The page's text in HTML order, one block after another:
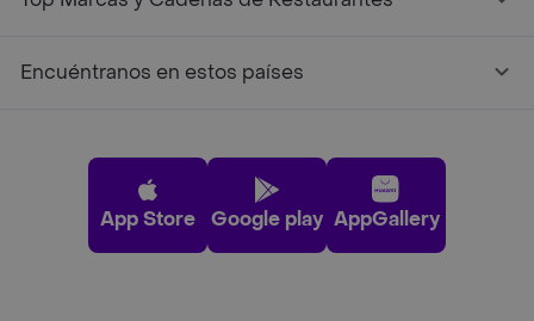
Encuéntranos en estos países
App Store Google play AppGallery